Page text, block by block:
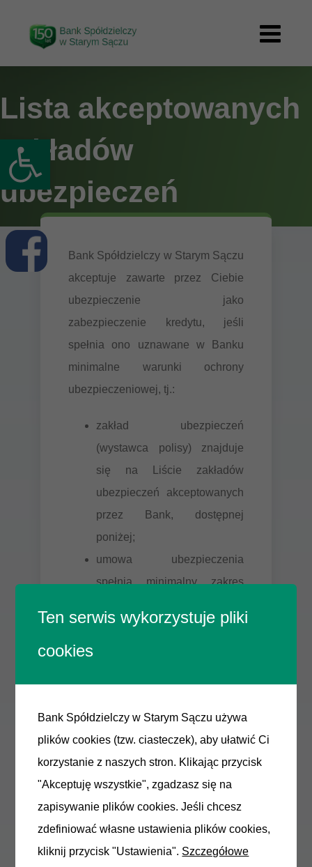
Otwórz pasek narzędzi
Lista akceptowanych
zakładów
ubezpieczeń
Bank Spółdzielczy w Starym Sączu
akceptuje zawarte przez Ciebie
ubezpieczenie jako
zabezpieczenie kredytu, jeśli
spełnia ono uznawane w Banku
minimalne warunki ochrony
ubezpieczeniowej, tj.:
zakład ubezpieczeń
(wystawca polisy) znajduje
się na Liście zakładów
ubezpieczeń akceptowanych
przez Bank, dostępnej
poniżej;
umowa ubezpieczenia
spełnia minimalny zakres
dostępny poniżej.
Uwaga: Lista zakładów
ubezpieczeń akceptowanych przez
zakładów ubezpieczeń
współpracujących z Bankiem w
ramach oferty ubezpieczeń
dostępnej w Banku. Lista zakładów
ubezpieczeń akceptowanych przez
Bank zawiera wykaz zakładów
ubezpieczeń (współpracujących
Ten serwis wykorzystuje pliki
cookies
Bank Spółdzielczy w Starym Sączu używa
plików cookies (tzw. ciasteczek), aby ułatwić Ci
korzystanie z naszych stron. Klikając przycisk
"Akceptuję wszystkie", zgadzasz się na
zapisywanie plików cookies. Jeśli chcesz
zdefiniować własne ustawienia plików cookies,
kliknij przycisk "Ustawienia". Szczegółowe